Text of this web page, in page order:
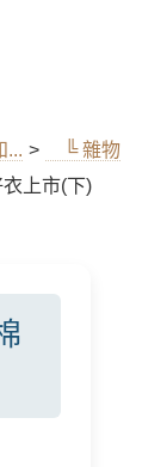
... >
╚ 雜物
上市(下)